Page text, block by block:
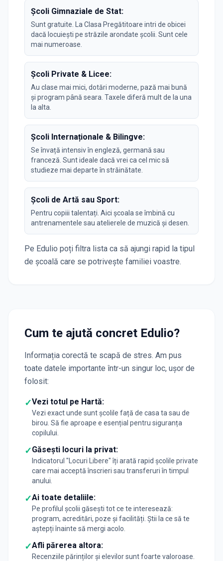
Școli Gimnaziale de Stat:
Sunt gratuite. La Clasa Pregătitoare intri de obicei
dacă locuiești pe străzile arondate școlii. Sunt cele
mai numeroase.
Școli Private & Licee:
Au clase mai mici, dotări moderne, pază mai bună
și program până seara. Taxele diferă mult de la una
la alta.
Școli Internaționale & Bilingve:
Se învață intensiv în engleză, germană sau
franceză. Sunt ideale dacă vrei ca cel mic să
studieze mai departe în străinătate.
Școli de Artă sau Sport:
Pentru copiii talentați. Aici școala se îmbină cu
antrenamentele sau atelierele de muzică și desen.
Pe Edulio poți filtra lista ca să ajungi rapid la tipul
de școală care se potrivește familiei voastre.
Cum te ajută concret Edulio?
Informația corectă te scapă de stres. Am pus
toate datele importante într-un singur loc, ușor de
folosit:
✓Vezi totul pe Hartă:
Vezi exact unde sunt școlile față de casa ta sau de
birou. Să fie aproape e esențial pentru siguranța
copilului.
✓Găsești locuri la privat:
Indicatorul "Locuri Libere" îți arată rapid școlile private
care mai acceptă înscrieri sau transferuri în timpul
anului.
✓Ai toate detaliile:
Pe profilul școlii găsești tot ce te interesează:
program, acreditări, poze și facilități. Știi la ce să te
aștepți înainte să mergi acolo.
✓Afli părerea altora:
Recenziile părinților și elevilor sunt foarte valoroase.